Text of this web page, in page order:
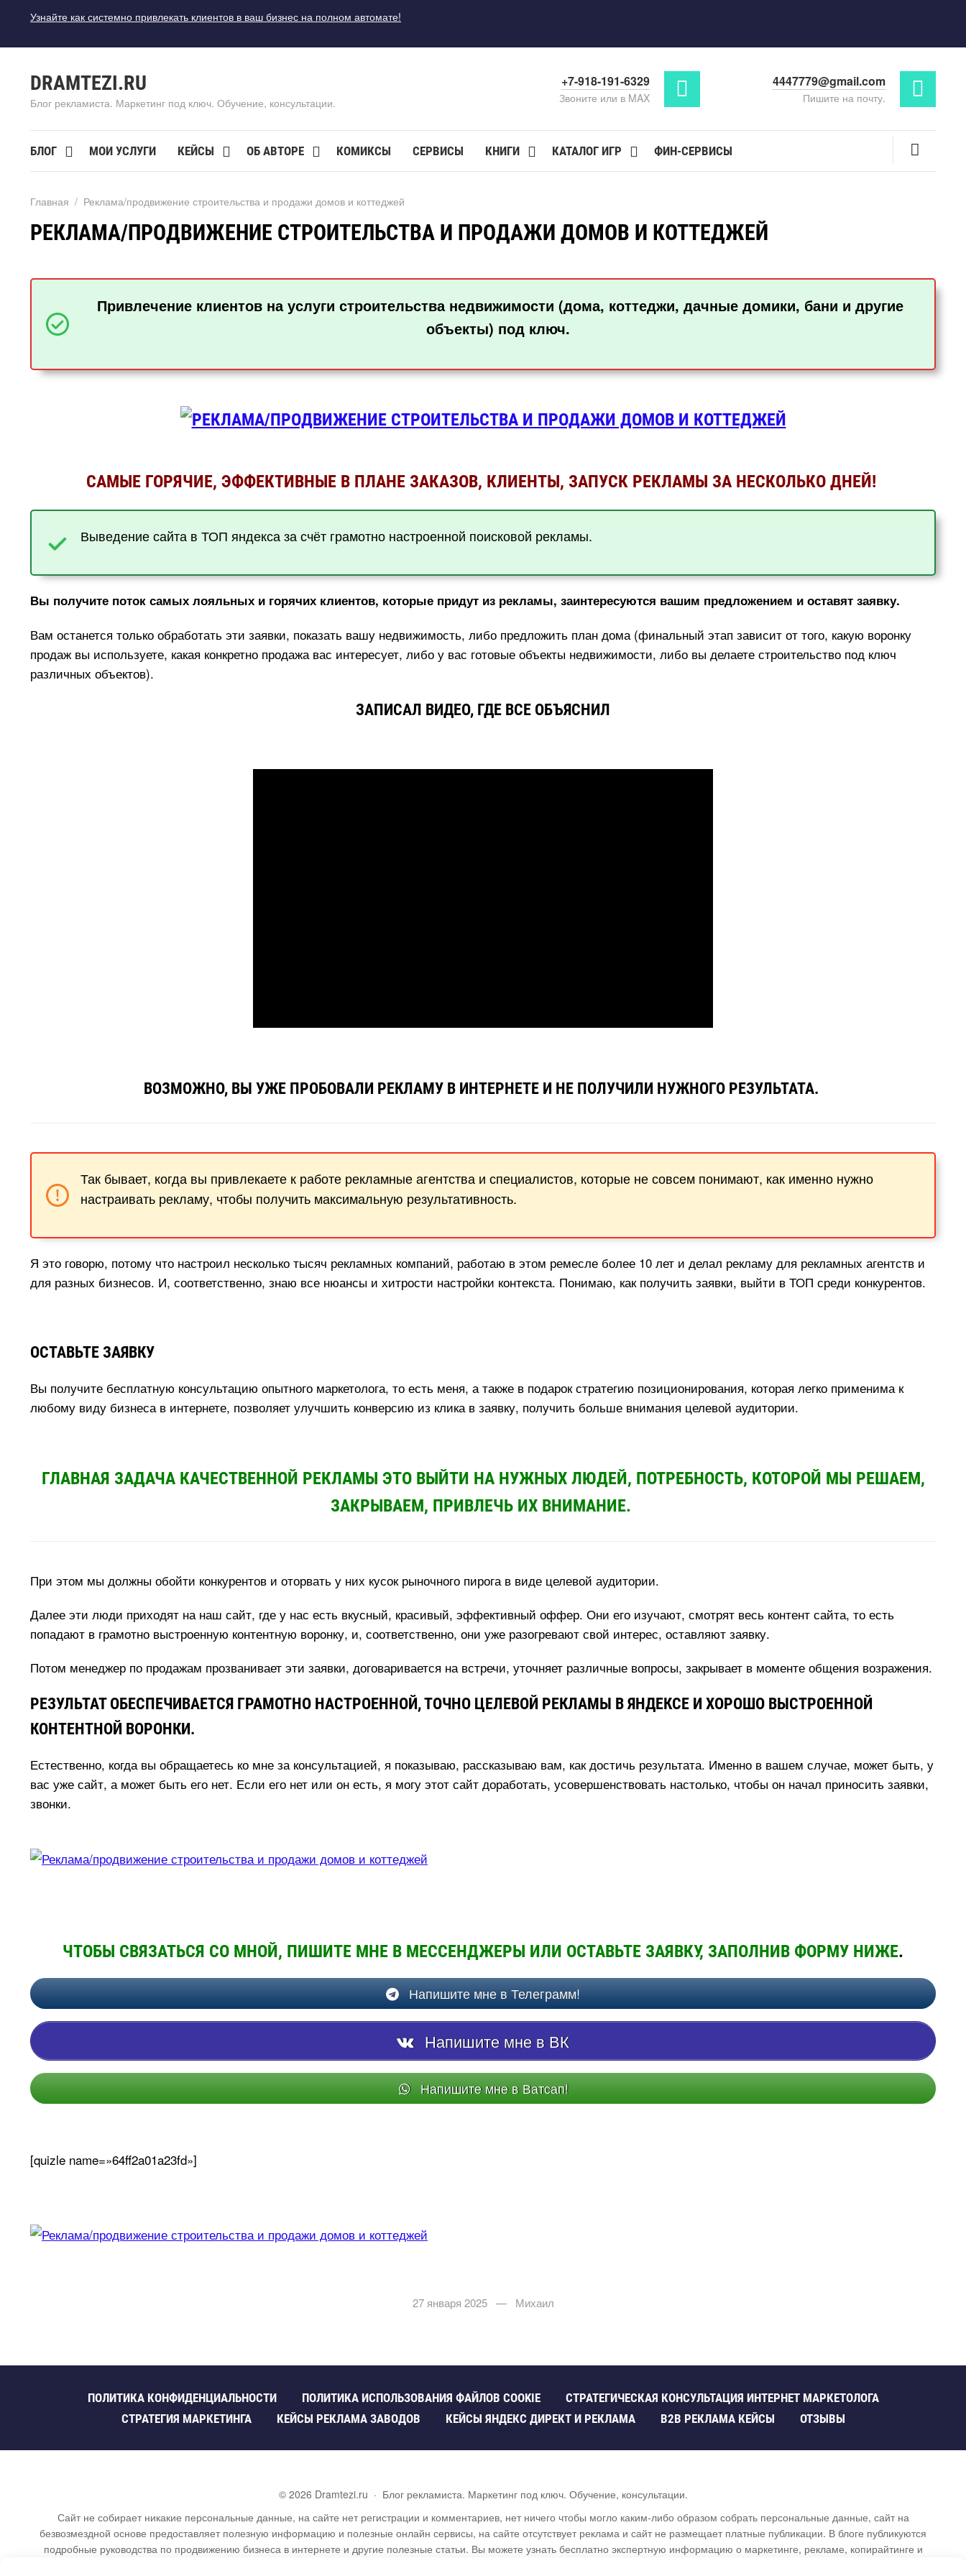
Узнайте как системно привлекать клиентов в ваш бизнес на полном автомате!
DRAMTEZI.RU
Блог рекламиста. Маркетинг под ключ. Обучение, консультации.
+7-918-191-6329
Звоните или в MAX
4447779@gmail.com
Пишите на почту.
БЛОГ МОИ УСЛУГИ КЕЙСЫ ОБ АВТОРЕ КОМИКСЫ СЕРВИСЫ КНИГИ КАТАЛОГ ИГР ФИН-СЕРВИСЫ
Главная / Реклама/продвижение строительства и продажи домов и коттеджей
РЕКЛАМА/ПРОДВИЖЕНИЕ СТРОИТЕЛЬСТВА И ПРОДАЖИ ДОМОВ И КОТТЕДЖЕЙ
Привлечение клиентов на услуги строительства недвижимости (дома, коттеджи, дачные домики, бани и другие
объекты) под ключ.
САМЫЕ ГОРЯЧИЕ, ЭФФЕКТИВНЫЕ В ПЛАНЕ ЗАКАЗОВ, КЛИЕНТЫ, ЗАПУСК РЕКЛАМЫ ЗА НЕСКОЛЬКО ДНЕЙ!
ыведение сайта в ТОП яндекса за счёт грамотно настроенной поисковой рекламы.
ы получите поток самых лояльных и горячих клиентов, которые придут из рекламы, заинтересуются вашим предложением и оставят заявку.
ам останется только обработать эти заявки, показать вашу недвижимость, либо предложить план дома (финальный этап зависит от того, какую воронку
продаж вы используете, какая конкретно продажа вас интересует, либо у вас готовые объекты недвижимости, либо вы делаете строительство под ключ
различных объектов).
ЗАПИСАЛ ВИДЕО, ГДЕ ВСЕ ОБЪЯСНИЛ
ОЗМОЖНО, ВЫ УЖЕ ПРОБОВАЛИ РЕКЛАМУ В ИНТЕРНЕТЕ И НЕ ПОЛУЧИЛИ НУЖНОГО РЕЗУЛЬТАТА.
Так бывает, когда вы привлекаете к работе рекламные агентства и специалистов, которые не совсем понимают, как именно нужно
настраивать рекламу, чтобы получить максимальную результативность.
Я это говорю, потому что настроил несколько тысяч рекламных компаний, работаю в этом ремесле более 10 лет и делал рекламу для рекламных агентств и
для разных бизнесов. И, соответственно, знаю все нюансы и хитрости настройки контекста. Понимаю, как получить заявки, выйти в ТОП среди конкурентов.
ОСТАВЬТЕ ЗАЯВКУ
ы получите бесплатную консультацию опытного маркетолога, то есть меня, а также в подарок стратегию позиционирования, которая легко применима к
любому виду бизнеса в интернете, позволяет улучшить конверсию из клика в заявку, получить больше внимания целевой аудитории.
ГЛАВНАЯ ЗАДАЧА КАЧЕСТВЕННОЙ РЕКЛАМЫ ЭТО ВЫЙТИ НА НУЖНЫХ ЛЮДЕЙ, ПОТРЕБНОСТЬ, КОТОРОЙ МЫ РЕШАЕМ,
ЗАКРЫВАЕМ, ПРИВЛЕЧЬ ИХ ВНИМАНИЕ.
При этом мы должны обойти конкурентов и оторвать у них кусок рыночного пирога в виде целевой аудитории.
Далее эти люди приходят на наш сайт, где у нас есть вкусный, красивый, эффективный оффер. Они его изучают, смотрят весь контент сайта, то есть
попадают в грамотно выстроенную контентную воронку, и, соответственно, они уже разогревают свой интерес, оставляют заявку.
Потом менеджер по продажам прозванивает эти заявки, договаривается на встречи, уточняет различные вопросы, закрывает в моменте общения возражения.
РЕЗУЛЬТАТ ОБЕСПЕЧИВАЕТСЯ ГРАМОТНО НАСТРОЕННОЙ, ТОЧНО ЦЕЛЕВОЙ РЕКЛАМЫ В ЯНДЕКСЕ И ХОРОШО ВЫСТРОЕННОЙ
КОНТЕНТНОЙ ВОРОНКИ.
Естественно, когда вы обращаетесь ко мне за консультацией, я показываю, рассказываю вам, как достичь результата. Именно в вашем случае, может быть, у
ас уже сайт, а может быть его нет. Если его нет или он есть, я могу этот сайт доработать, усовершенствовать настолько, чтобы он начал приносить заявки,
звонки.
ЧТОБЫ СВЯЗАТЬСЯ СО МНОЙ, ПИШИТЕ МНЕ В МЕССЕНДЖЕРЫ ИЛИ ОСТАВЬТЕ ЗАЯВКУ, ЗАПОЛНИВ ФОРМУ НИЖЕ.
Напишите мне в Телеграмм!
Напишите мне в ВК
Напишите мне в Ватсап!
[quizle name=»64ff2a01a23fd»]
27 января 2025 — Михаил
ПОЛИТИКА КОНФИДЕНЦИАЛЬНОСТИ ПОЛИТИКА ИСПОЛЬЗОВАНИЯ ФАЙЛОВ COOKIE
СТРАТЕГИЧЕСКАЯ КОНСУЛЬТАЦИЯ ИНТЕРНЕТ МАРКЕТОЛОГА
СТРАТЕГИЯ МАРКЕТИНГА
КЕЙСЫ РЕКЛАМА ЗАВОДО КЕЙСЫ ЯНДЕКС ДИРЕКТ И РЕКЛАМА B2B РЕКЛАМА КЕЙСЫ ОТЗЫВЫ
© 2026 Dramtezi.ru · Блог рекламиста. Маркетинг под ключ. Обучение, консультации.
Сайт не собирает никакие персональные данные, на сайте нет регистрации и комментариев, нет ничего чтобы могло каким-либо образом собрать персональные данные, сайт на
езвозмездной основе предоставляет полезную информацию и полезные онлайн сервисы, на сайте отсутствует реклама и сайт не размещает платные публикации. В блоге публикуются
подробные руководства по продвижению бизнеса в интернете и другие полезные статьи. Вы можете узнать бесплатно экспертную информацию о маркетинге, рекламе, копирайтинге и